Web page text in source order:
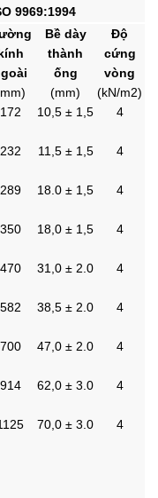
9969:1994
Bề dày
thành
ống
Độ
cứng
vòng
(mm)
(kN/m2)
172 10,5 ± 1,5 4
232 11,5 ± 1,5 4
289 18.0 ± 1,5 4
350 18,0 ± 1,5 4
470 31,0 ± 2.0 4
582 38,5 ± 2.0 4
700 47,0 ± 2.0 4
914 62,0 ± 3.0 4
70,0 ± 3.0 4